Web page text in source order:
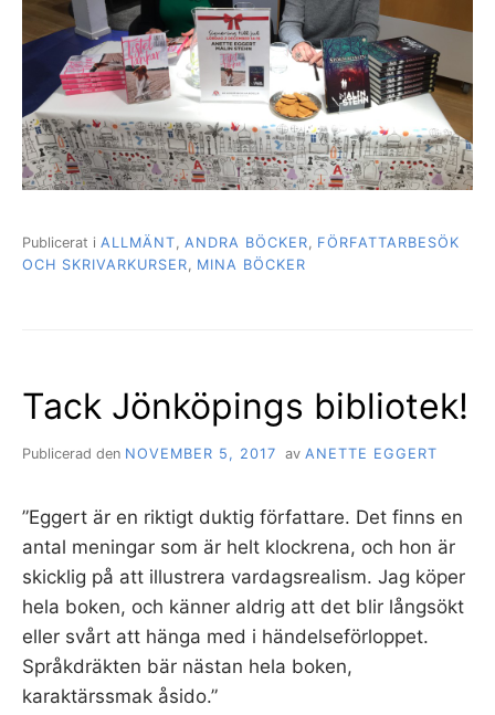
Publicerat i ALLMÄNT, ANDRA BÖCKER, FÖRFATTARBESÖK
OCH SKRIVARKURSER, MINA BÖCKER
Tack Jönköpings bibliotek!
Publicerad den NOVEMBER 5, 2017 av ANETTE EGGERT
”Eggert är en riktigt duktig författare. Det finns en
antal meningar som är helt klockrena, och hon är
skicklig på att illustrera vardagsrealism. Jag köper
hela boken, och känner aldrig att det blir långsökt
eller svårt att hänga med i händelseförloppet.
Språkdräkten bär nästan hela boken,
karaktärssmak åsido.”